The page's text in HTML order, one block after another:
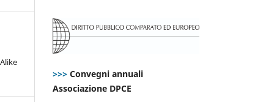
>>> Convegni annuali
Associazione DPCE